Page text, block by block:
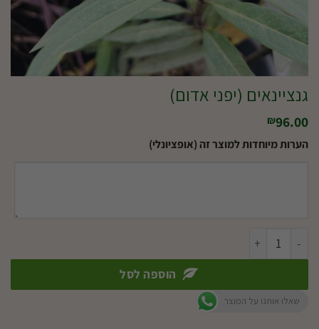
גנציינאים (יפני אדום)
₪96.00
הערות מיוחדות למוצר זה (אופציונלי)
כמות של גנציינאים (יפני אדום)
הוספה לסל
שאלו אותנו על המוצר